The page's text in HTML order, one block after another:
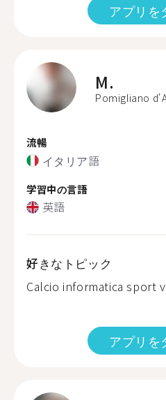
アプリを
M.
Pomigliano
流暢
イタリア語
学習中の言語
英語
好きなトピック
Calcio informatica sport
アプリを